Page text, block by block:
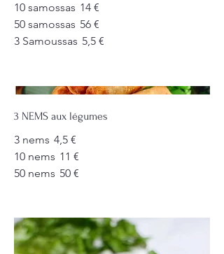
10 samossas 14 €
50 samossas 56 €
3 Samoussas 5,5 €
3 NEMS aux légumes
3 nems 4,5 €
10 nems 11 €
50 nems 50 €